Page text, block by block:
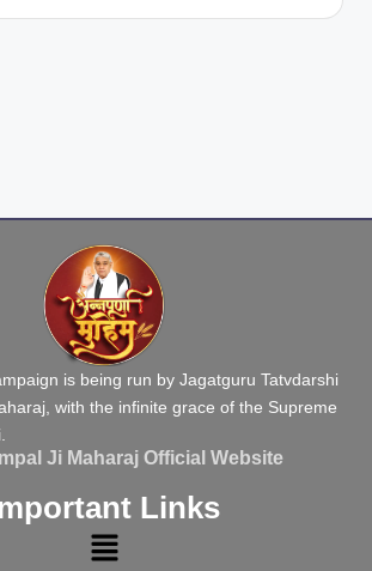
is being run by Jagatguru Tatvdarshi
with the infinite grace of the Supreme
Ji Maharaj Official Website
Links